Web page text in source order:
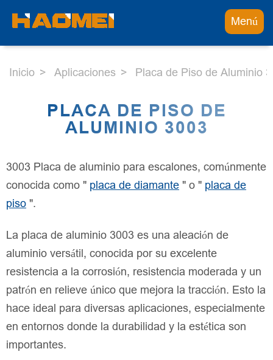
Menú
Inicio Aplicaciones Placa de Piso de Aluminio
PLACA DE PISO DE
ALUMINIO 3003
3003 Placa de aluminio para escalones, comúnmente
conocida como " placa de diamante " o " placa de
piso ".
La placa de aluminio 3003 es una aleación de
aluminio versátil, conocida por su excelente
resistencia a la corrosión, resistencia moderada y un
patrón en relieve único que mejora la tracción. Esto la
hace ideal para diversas aplicaciones, especialmente
en entornos donde la durabilidad y la estética son
importantes.